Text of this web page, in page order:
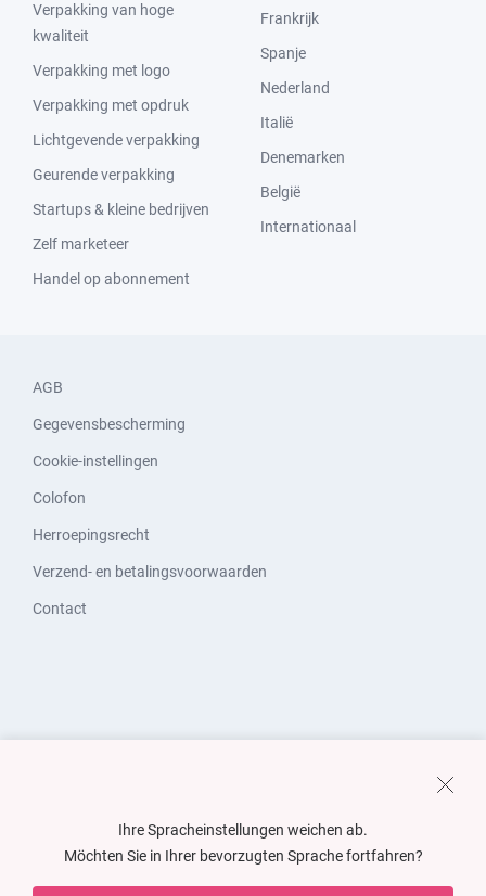
Verpakking van hoge
kwaliteit
Verpakking met logo
Verpakking met opdruk
Lichtgevende verpakking
Geurende verpakking
Startups & kleine bedrijven
Zelf marketeer
Handel op abonnement
Frankrijk
Spanje
Nederland
Italië
Denemarken
België
Internationaal
AGB
Gegevensbescherming
Cookie-instellingen
Colofon
Herroepingsrecht
Verzend- en betalingsvoorwaarden
Contact
Ihre Spracheinstellungen weichen ab.
Möchten Sie in Ihrer bevorzugten Sprache fortfahren?